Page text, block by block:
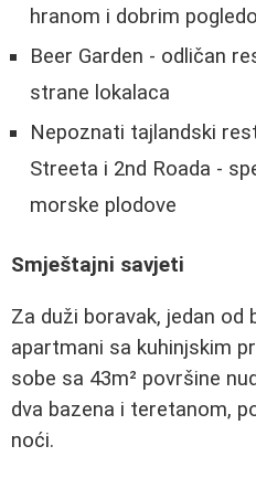
hranom i dobrim
Beer Garden - odličan
strane lokalaca
Nepoznati tajlandski
Streeta i 2nd Roada -
morske plodove
Smještajni savjeti
Za duži boravak, jedan od
apartmani sa kuhinjskim
sobe sa 43m² površine
dva bazena i teretanom,
noći.